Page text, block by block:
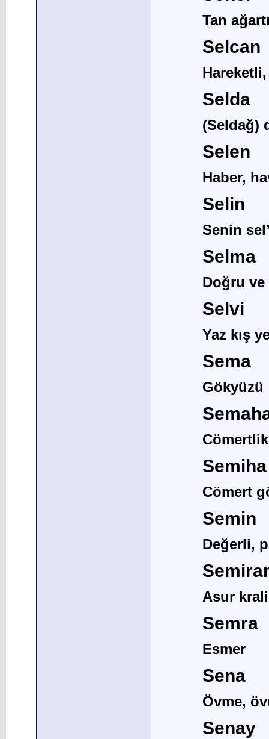
Tan
Selcan
Selda
(Seldağ)
Selen
Haber,
Selin
Senin
Selma
Doğru
Selvi
Yaz kış
Sema
Gökyüzü
Semiha
Cömert
Semin
Değerli,
Asur
Semra
Esmer
Sena
Övme,
Senay